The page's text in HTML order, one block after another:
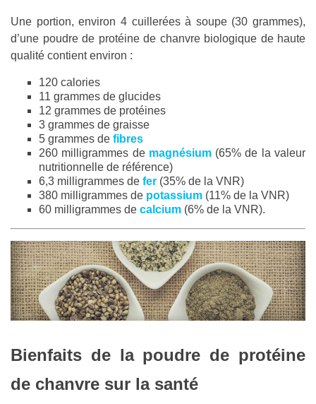
Une portion, environ 4 cuillerées à soupe (30 grammes),
d’une poudre de protéine de chanvre biologique de haute
qualité contient environ :
120 calories
11 grammes de glucides
12 grammes de protéines
3 grammes de graisse
5 grammes de fibres
260 milligrammes de magnésium(65% de la valeur
nutritionnelle de référence)
6,3 milligrammes de fer (35% de la VNR)
380 milligrammes de potassium (11% de la VNR)
60 milligrammes de calcium (6% de la VNR).
Bienfaits de la poudre de protéine
de chanvre sur la santé